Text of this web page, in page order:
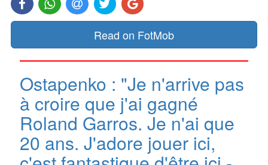
Read on FotMob
Ostapenko : "Je n'arrive pas
à croire que j'ai gagné
Roland Garros. Je n'ai que
20 ans. J'adore jouer ici,